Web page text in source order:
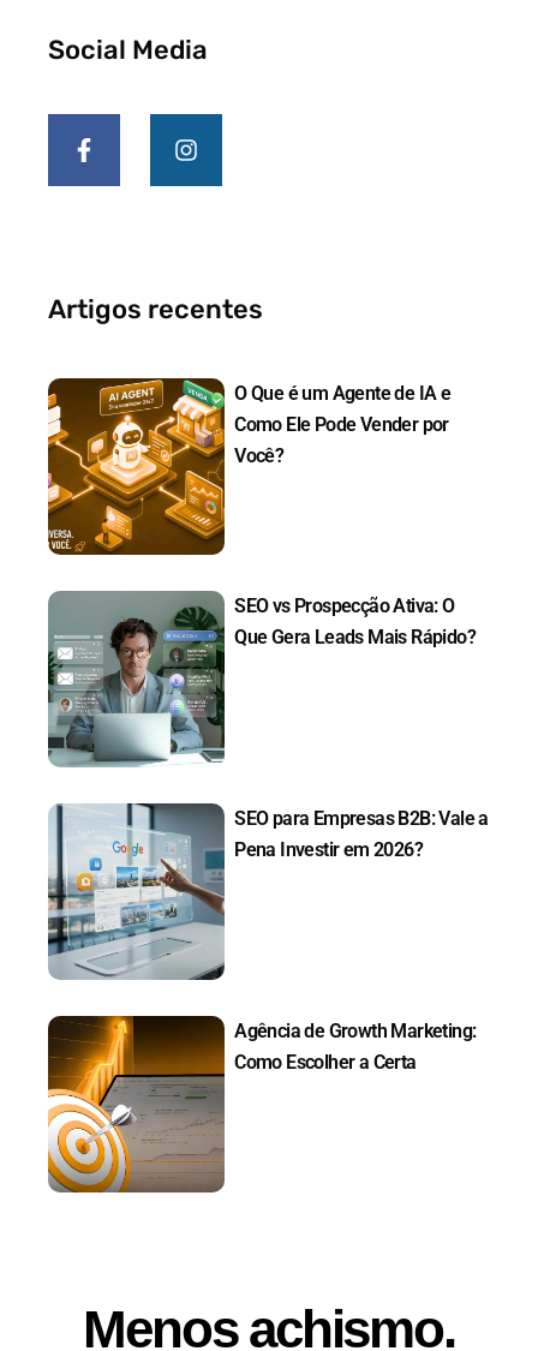
Social Media
F
a
c
e
k
-
I
n
s
t
m
Artigos recentes
O Que é um Agente de IA e
Como Ele Pode Vender por
Você?
SEO vs Prospecção Ativa: O
Que Gera Leads Mais Rápido?
SEO para Empresas B2B: Vale a
Pena Investir em 2026?
Agência de Growth Marketing:
Como Escolher a Certa
Menos achismo.